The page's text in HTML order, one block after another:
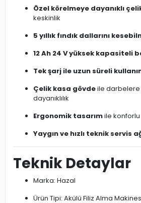
Özel körelmeye dayanıklı
keskinlik
5 yıllık fındık dallarını
12 Ah 24 V yüksek kapasiteli
Tek şarj ile uzun süreli
Çelik kasa gövdeile darbelere
dayanıklılık
Ergonomik tasarımile konforlu
Yaygın ve hızlı teknik servis
Teknik Detaylar
Marka: Hazal
Ürün Tipi: Akülü Filiz Alma